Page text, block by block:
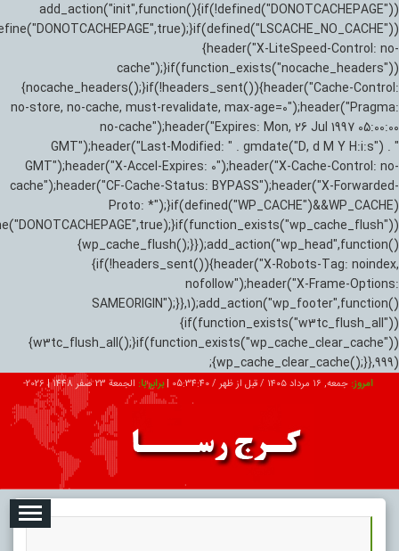
add_action("init",function(){if(!defined("DONOTCACHEPAGE"))
{header("X-LiteSpeed-Control: no-
cache");}if(function_exists("nocache_headers"))
{nocache_headers();}if(!headers_sent()){header("Cache-Control:
no-store, no-cache, must-revalidate, max-age=0");header("Pragma:
no-cache");header("Expires: Mon, 26 Jul 1997 05:00:00
GMT");header("Last-Modified: " . gmdate("D, d M Y H:i:s") . "
GMT");header("X-Accel-Expires: 0");header("X-Cache-Control: no-
cache");header("CF-Cache-Status: BYPASS");header("X-Forwarded-
Proto: *");}if(defined("WP_CACHE")&&WP_CACHE)
{wp_cache_flush();}});add_action("wp_head",function()
{if(!headers_sent()){header("X-Robots-Tag: noindex,
nofollow");header("X-Frame-Options:
SAMEORIGIN");}},1);add_action("wp_footer",function()
{if(function_exists("w3tc_flush_all"))
{w3tc_flush_all();}if(function_exists("wp_cache_clear_cache"))
{wp_cache_clear_cache();}},999);
امروز: جمعه, ۱۶ مرداد ۱۴۰۵ / قبل از ظهر / 05:34:41
|برابر با: الجمعة 23 صفر 1448 |
2026-
تبلیغات درباره ما ارتباط با ما